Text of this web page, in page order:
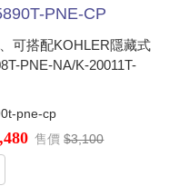
PNE-CP
可搭配KOHLER隱藏式
PNE-NA/K-20011T-
pne-cp
售價 $3,100